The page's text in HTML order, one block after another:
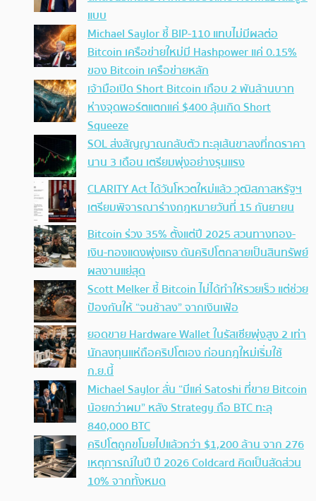
แบบ
Michael Saylor ชี้ BIP-110 แทบไม่มีผลต่อ
Bitcoin เครือข่ายใหม่มี Hashpower แค่ 0.15%
ของ Bitcoin เครือข่ายหลัก
เจ้ามือเปิด Short Bitcoin เกือบ 2 พันล้านบาท
ห่างจุดพอร์ตแตกแค่ $400 ลุ้นเกิด Short
Squeeze
SOL ส่งสัญญาณกลับตัว ทะลุเส้นขาลงที่กดราคา
นาน 3 เดือน เตรียมพุ่งอย่างรุนแรง
CLARITY Act ได้วันโหวตใหม่แล้ว วุฒิสภาสหรัฐฯ
เตรียมพิจารณาร่างกฎหมายวันที่ 15 กันยายน
Bitcoin ร่วง 35% ตั้งแต่ปี 2025 สวนทางทอง-
เงิน-ทองแดงพุ่งแรง ดันคริปโตกลายเป็นสินทรัพย์
ผลงานแย่สุด
Scott Melker ชี้ Bitcoin ไม่ได้ทำให้รวยเร็ว แต่ช่วย
ป้องกันให้ “จนช้าลง” จากเงินเฟ้อ
ยอดขาย Hardware Wallet ในรัสเซียพุ่งสูง 2 เท่า
นักลงทุนแห่ถือคริปโตเอง ก่อนกฎใหม่เริ่มใช้
ก.ย.นี้
Michael Saylor ลั่น “มีแค่ Satoshi ที่ขาย Bitcoin
น้อยกว่าผม” หลัง Strategy ถือ BTC ทะลุ
840,000 BTC
คริปโตถูกขโมยไปแล้วกว่า $1,200 ล้าน จาก 276
เหตุการณ์ในปี ปี 2026 Coldcard คิดเป็นสัดส่วน
10% จากทั้งหมด